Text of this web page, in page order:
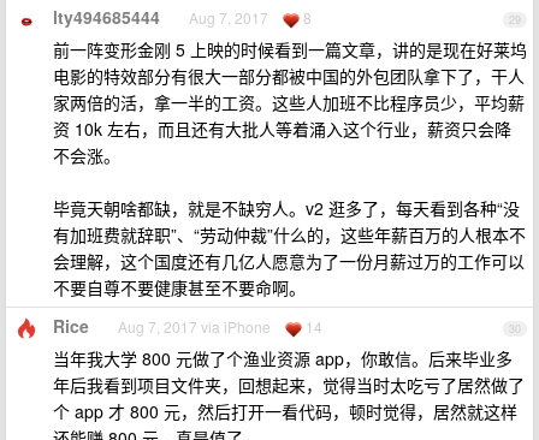
29
lty494685444 Aug 7, 2017 8
前一阵变形金刚 5 上映的时候看到一篇文章，讲的是现在好莱坞
电影的特效部分有很大一部分都被中国的外包团队拿下了，干人
家两倍的活，拿一半的工资。这些人加班不比程序员少，平均薪
资 10k 左右，而且还有大批人等着涌入这个行业，薪资只会降
不会涨。
毕竟天朝啥都缺，就是不缺穷人。v2 逛多了，每天看到各种“没
有加班费就辞职”、“劳动仲裁”什么的，这些年薪百万的人根本不
会理解，这个国度还有几亿人愿意为了一份月薪过万的工作可以
不要自尊不要健康甚至不要命啊。
30
Rice Aug 7, 2017 via iPhone 14
当年我大学 800 元做了个渔业资源 app，你敢信。后来毕业多
年后我看到项目文件夹，回想起来，觉得当时太吃亏了居然做了
个 app 才 800 元，然后打开一看代码，顿时觉得，居然就这样